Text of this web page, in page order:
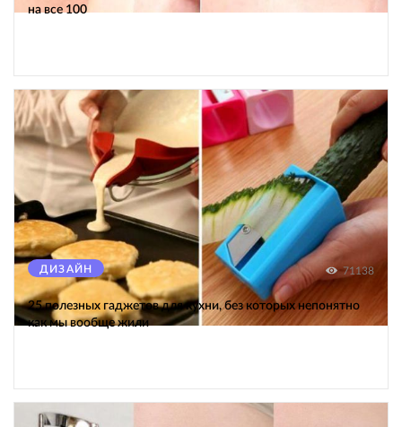
на все 100
ДИЗАЙН 71138
25 полезных гаджетов для кухни, без которых непонятно
как мы вообще жили